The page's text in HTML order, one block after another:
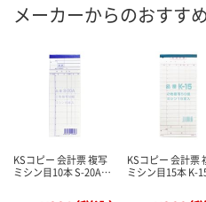
メーカーからのおすす
KSコピー 会計票 複写
ミシン目10本 S-20A…
KSコピー 会計票
ミシン目15本 K-